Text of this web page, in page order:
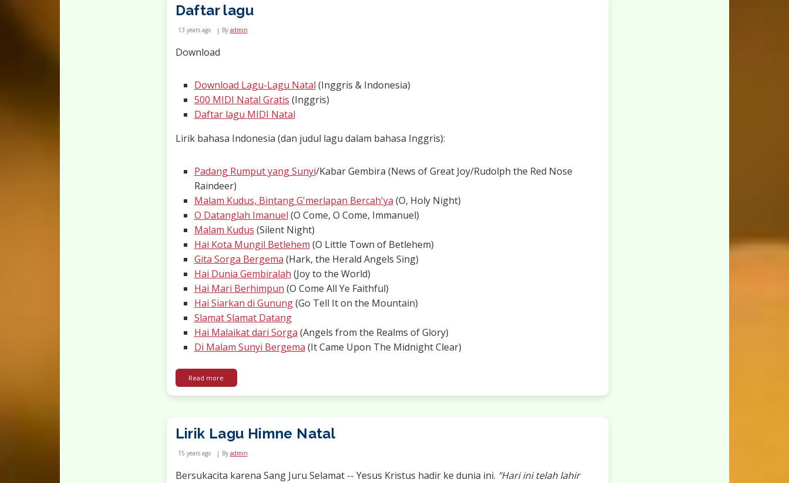
Daftar lagu
13 years ago By admin
Download
Download Lagu-Lagu Natal (Inggris & Indonesia)
500 MIDI Natal Gratis (Inggris)
Daftar lagu MIDI Natal
Lirik bahasa Indonesia (dan judul lagu dalam bahasa Inggris):
Padang Rumput yang Sunyi/Kabar Gembira (News of Great Joy/Rudolph the Red Nose
Raindeer)
Malam Kudus, Bintang G'merlapan Bercah'ya (O, Holy Night)
O Datanglah Imanuel (O Come, O Come, Immanuel)
Malam Kudus (Silent Night)
Hai Kota Mungil Betlehem (O Little Town of Betlehem)
Gita Sorga Bergema (Hark, the Herald Angels Sing)
Hai Dunia Gembiralah (Joy to the World)
Hai Mari Berhimpun (O Come All Ye Faithful)
Hai Siarkan di Gunung(Go Tell It on the Mountain)
Slamat Slamat Datang
Hai Malaikat dari Sorga (Angels from the Realms of Glory)
Di Malam Sunyi Bergema (It Came Upon The Midnight Clear)
Read more
Lirik Lagu Himne Natal
15 years ago By admin
Bersukacita karena Sang Juru Selamat -- Yesus Kristus hadir ke dunia ini. "Hari ini telah lahir